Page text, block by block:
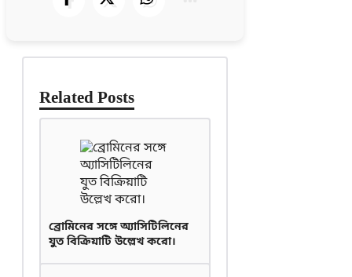
Related Posts
ব্রোমিনের সঙ্গে অ্যাসিটিলিনের
যুত বিক্রিয়াটি উল্লেখ করো।